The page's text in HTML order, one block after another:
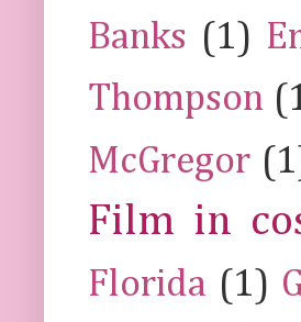
Banks (1)
Thompson
McGregor
Film in
Florida (1)